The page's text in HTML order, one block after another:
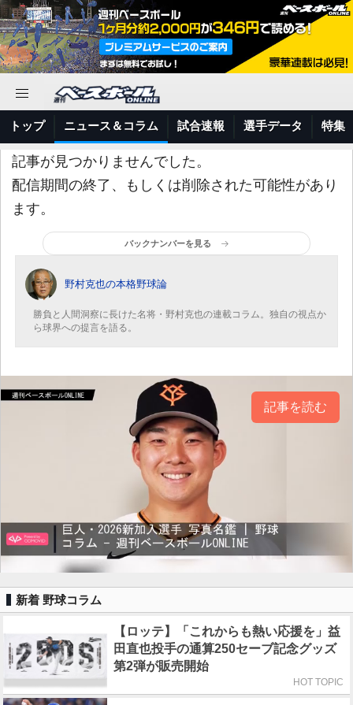
トップ ニュース＆コラム 試合速報 選手データ 特集
記事が見つかりませんでした。
配信期間の終了、もしくは削除された可能性があり
ます。
バックナンバーを見る
野村克也の本格野球論
勝負と人間洞察に長けた名将・野村克也の連載コラム。独自の視点か
ら球界への提言を語る。
記事を読む
新着 野球コラム
【ロッテ】「これからも熱い応援を」益
田直也投手の通算250セーブ記念グッズ
第2弾が販売開始
HOT TOPIC